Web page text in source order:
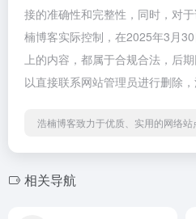
接的准确性和完整性，同时，对
楠博客实际控制，在2025年3月
上的内容，都属于合规合法，后
以直接联系网站管理员进行删除，
浩楠博客致力于优质、实用的网络站
相关导航